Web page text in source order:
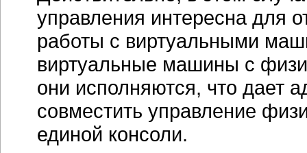
управления интересна для
работы с виртуальными
виртуальные машины с
они исполняются, что дает
совместить управление
единой консоли.